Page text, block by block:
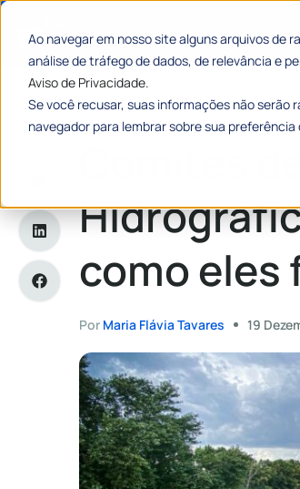
Ao navegar em nosso site alguns arquivos de
análise de tráfego de dados, de relevância e
Aviso de Privacidade.
Se você recusar, suas informações não serão
navegador para lembrar sobre sua preferência
Categorias
Home»Comitês de Bacias
Comitês
como eles
Por Maria Flávia Tavares 19